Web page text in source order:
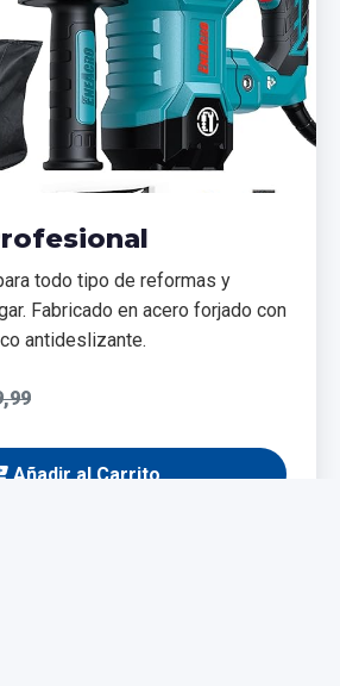
todo tipo de reformas y
Fabricado en acero forjado con
antideslizante.
Añadir al Carrito